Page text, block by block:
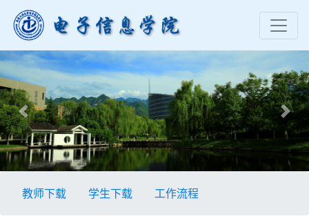
Previous Next
教师下载 学生下载 工作流程